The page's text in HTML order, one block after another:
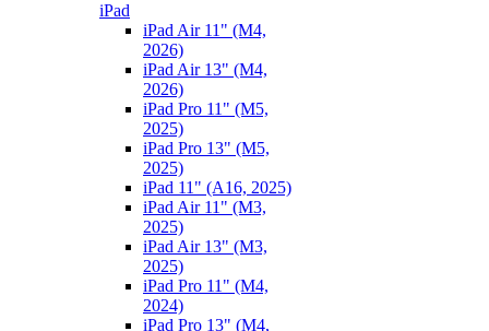
iPad
iPad Air 11" (M4,
2026)
iPad Air 13" (M4,
2026)
iPad Pro 11" (M5,
2025)
iPad Pro 13" (M5,
2025)
iPad 11" (A16, 2025)
iPad Air 11" (M3,
2025)
iPad Air 13" (M3,
2025)
iPad Pro 11" (M4,
2024)
iPad Pro 13" (M4,